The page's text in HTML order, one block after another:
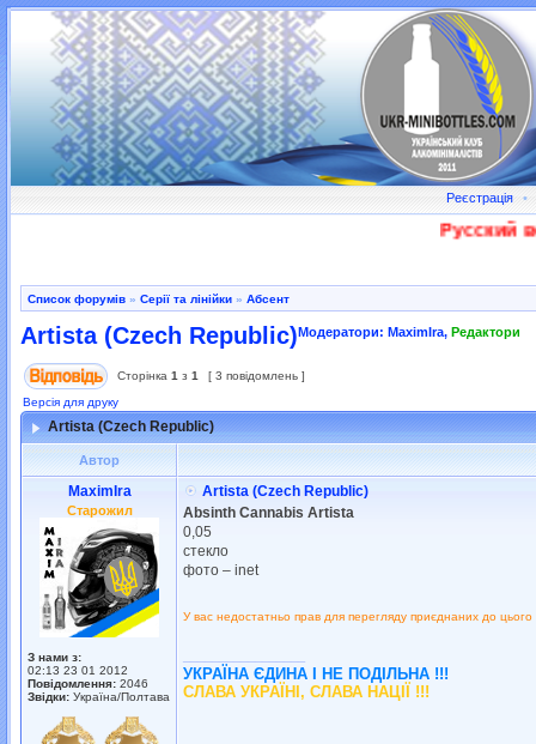
Реєстрація •
Русский
Список форумів » Серії та лінійки » Абсент
Artista (Czech Republic)Модератори: MaximIra, Редактори
Сторінка 1 з 1
[ 3 повідомлень ]
Версія для друку
Artista (Czech Republic)
Автор
MaximIra
Старожил
З нами з:
02:13 23 01 2012
Повідомлення: 2046
Звідки: Україна/Полтава
Artista (Czech Republic)
Absinth Cannabis Artista
0,05
стекло
фото – inet
У вас недостатньо прав для перегляду приєднаних до цього
УКРАЇНА ЄДИНА І НЕ ПОДІЛЬНА !!!
СЛАВА УКРАЇНІ, СЛАВА НАЦІЇ !!!